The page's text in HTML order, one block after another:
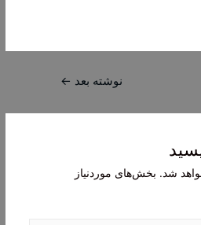
نوشته بعد ←
شد. بخش‌های موردنیاز